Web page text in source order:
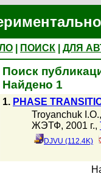
ПОИСК ДЛЯ
Поиск
Найдено 1
1. PHASE
Troyanchuk I.O.,
ЖЭТФ, 2001 г.,
DJVU (112.4K)